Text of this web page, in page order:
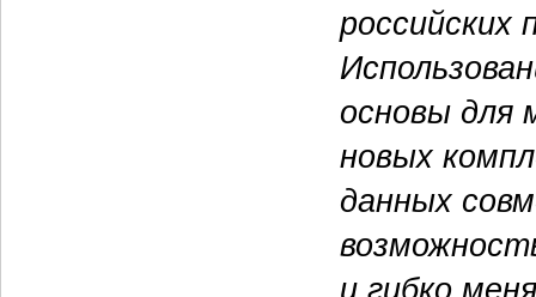
российских
основы для
новых
данных
и гибко